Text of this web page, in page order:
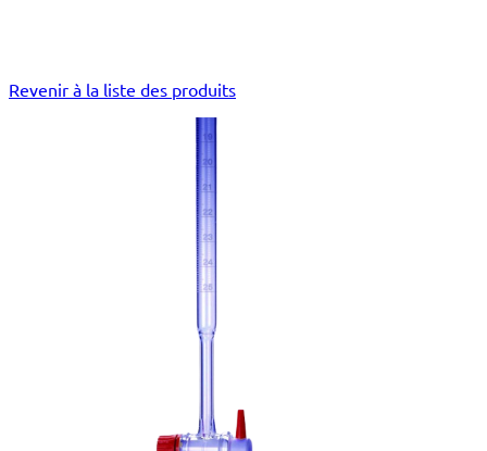
Revenir à la liste des produits